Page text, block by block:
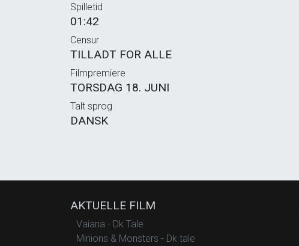
Spilletid
01:42
Censur
TILLADT FOR ALLE
Filmpremiere
TORSDAG 18. JUNI
Talt sprog
DANSK
AKTUELLE FILM
Vaiana - Dk Tale
Minions & Monsters - Dk tale